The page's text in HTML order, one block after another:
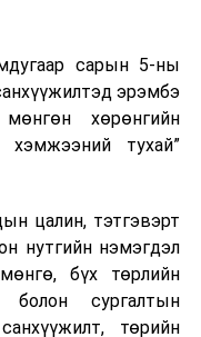
гадаадын
байна. Тухайлбал,
орлогын 80 гаруй
бөгөөд тус улсын
орж болзошгүйг
сарын 5-ны
эрэмбэ
хөрөнгийн
хэмжээний тухай”
цалин, тэтгэвэрт
нутгийн нэмэгдэл
бүх төрлийн
болон сургалтын
төрийн